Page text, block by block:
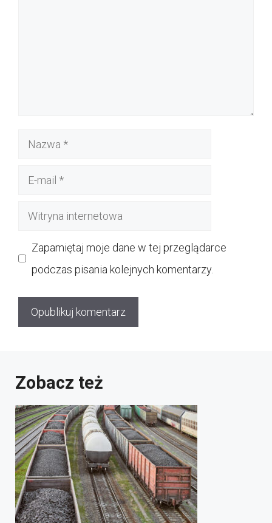
Nazwa
Witryna
Zapamiętaj moje dane w tej przeglądarce
podczas pisania kolejnych komentarzy.
Zobacz też